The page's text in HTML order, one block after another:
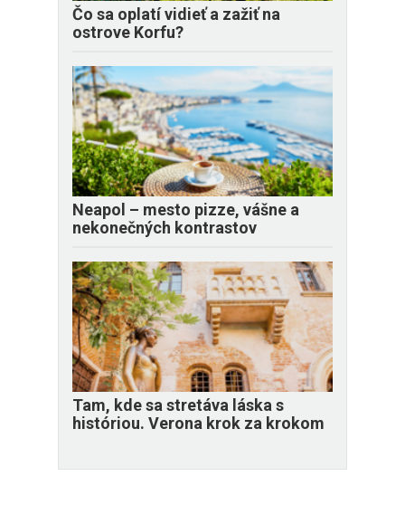
Čo sa oplatí vidieť a zažiť na
ostrove Korfu?
Neapol – mesto pizze, vášne a
nekonečných kontrastov
Tam, kde sa stretáva láska s
históriou. Verona krok za krokom